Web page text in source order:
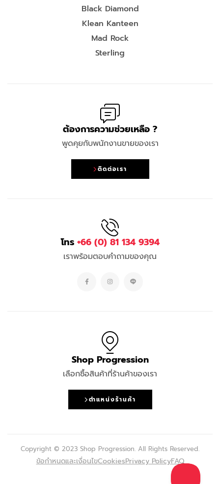
Black Diamond
Klean Kanteen
Mad Rock
Sterling
ต้องการความช่วยเหลือ ?
พูดคุยกับพนักงานขายของเรา
ติดต่อเรา
โทร +66 (0) 81 134 9394
เราพร้อมตอบคำถามของคุณ
Shop Progression
เลือกซื้อสินค้าที่ร้านค้าของเรา
ตำแหน่งร้านค้า
Copyright © 2023 Shop Progression. All Rights Reserved.
ข้อกำหนดและเงื่อนไขCookiesPrivacy PolicyFAQ